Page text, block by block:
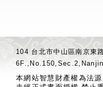
104 台北市中山區南京東
本網站智慧財產權為法